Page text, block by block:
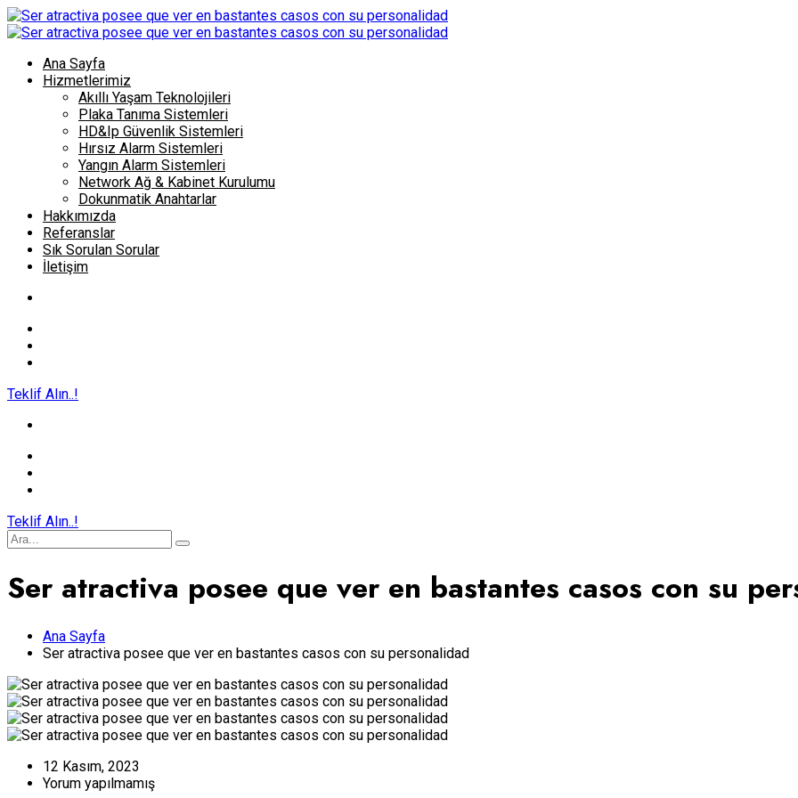
Ana Sayfa
Hizmetlerimiz
Akıllı Yaşam Teknolojileri
Plaka Tanıma Sistemleri
HD&Ip Güvenlik Sistemleri
Hırsız Alarm Sistemleri
Yangın Alarm Sistemleri
Network Ağ & Kabinet Kurulumu
Dokunmatik Anahtarlar
Hakkımızda
Referanslar
Sık Sorulan Sorular
İletişim
Teklif Alın..!
Teklif Alın..!
Ser atractiva posee que ver en bastantes casos con su
Ana Sayfa
Ser atractiva posee que ver en bastantes casos con su personalidad
12 Kasım, 2023
Yorum yapılmamış